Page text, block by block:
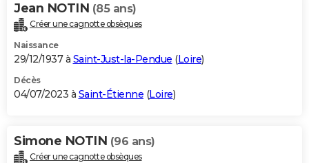
Jean NOTIN (85 ans)
Créer une cagnotte obsèques
Naissance
29/12/1937 à Saint-Just-la-Pendue (Loire)
Décès
04/07/2023 à Saint-Étienne (Loire)
Simone NOTIN (96 ans)
Créer une cagnotte obsèques